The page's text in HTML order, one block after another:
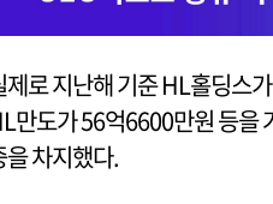
제로 지난해 기준 HL홀딩스
만도가 56억6600만원 등을
을 차지했다.